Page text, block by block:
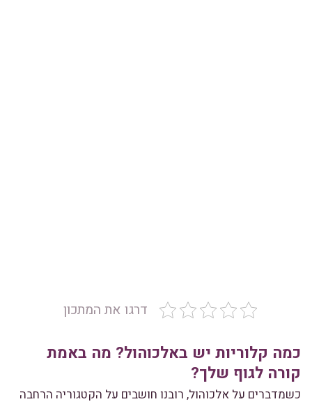
דרגו את המתכון
כמה קלוריות יש באלכוהול? מה באמת
קורה לגוף שלך?
כשמדברים על אלכוהול, רובנו חושבים על הקטגוריה הרחבה